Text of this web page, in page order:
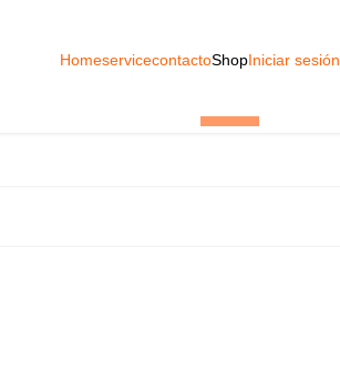
HomeservicecontactoShopIniciar sesión